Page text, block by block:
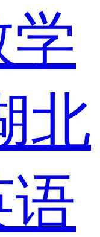
北
语